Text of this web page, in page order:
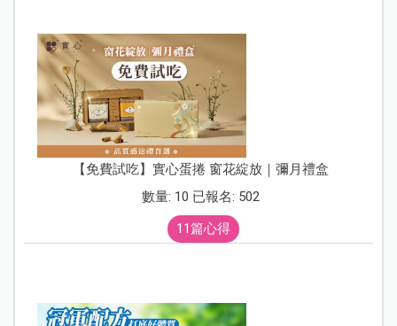
【免費試吃】實心蛋捲 窗花綻放｜彌月禮盒
數量: 10 已報名: 502
11篇心得